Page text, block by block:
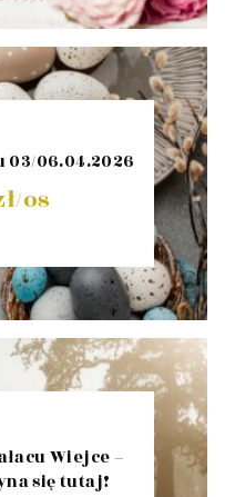
03/06.04.2026
os
Wiejce –
się tutaj!